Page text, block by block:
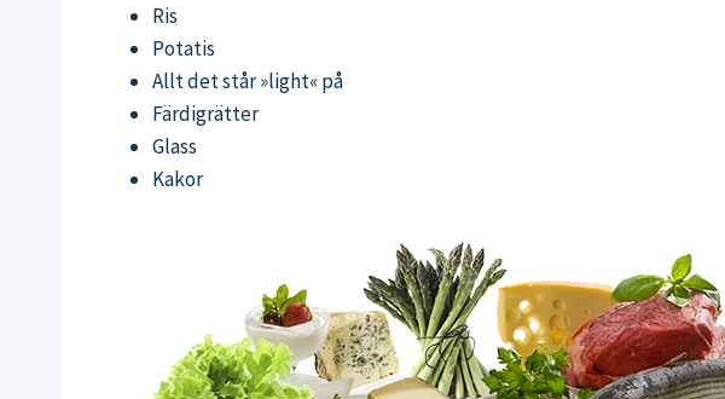
Ris
Potatis
Allt det står »light« på
Färdigrätter
Glass
Kakor